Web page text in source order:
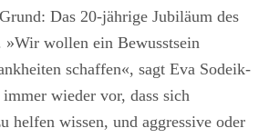
Das 20-jährige Jubiläum des
»Wir wollen ein Bewusstsein
schaffen«, sagt Eva Sodeik-
wieder vor, dass sich
helfen wissen, und aggressive oder